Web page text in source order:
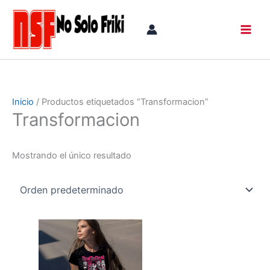
contenido
Inicio / Productos etiquetados “Transformacion”
Transformacion
Mostrando el único resultado
de
precios:
desde
16,00 €
Este
producto
tiene